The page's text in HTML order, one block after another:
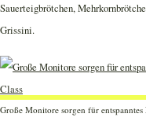
Sauerteigbrötchen,
Grissini.
Große Monitore sorgen für